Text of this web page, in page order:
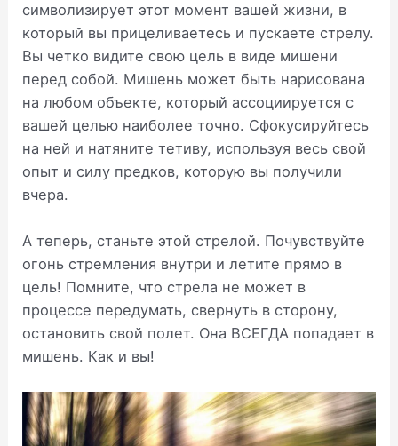
символизирует этот момент вашей жизни, в
который вы прицеливаетесь и пускаете стрелу.
Вы четко видите свою цель в виде мишени
перед собой. Мишень может быть нарисована
на любом объекте, который ассоциируется с
вашей целью наиболее точно. Сфокусируйтесь
на ней и натяните тетиву, используя весь свой
опыт и силу предков, которую вы получили
вчера.
А теперь, станьте этой стрелой. Почувствуйте
огонь стремления внутри и летите прямо в
цель! Помните, что стрела не может в
процессе передумать, свернуть в сторону,
остановить свой полет. Она ВСЕГДА попадает в
мишень. Как и вы!